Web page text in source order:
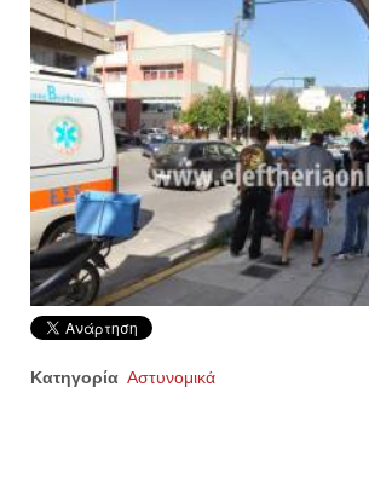
Κατηγορία Αστυνομικά